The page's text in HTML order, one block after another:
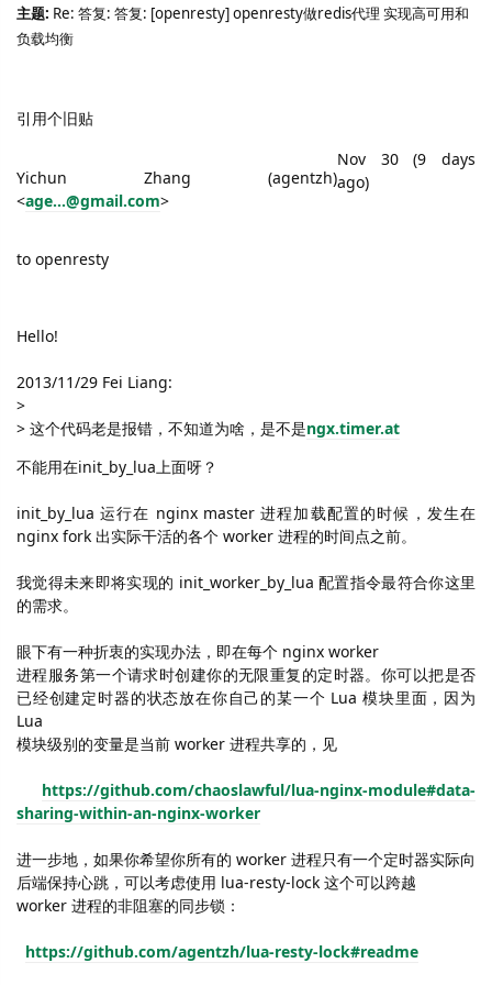
主题: Re: 答复: 答复: [openresty] openresty做redis代理 实现高可用和
负载均衡
引用个旧贴
Yichun Zhang (agentzh)
<age...@gmail.com>
Nov 30 (9 days
ago)
to openresty
Hello!
2013/11/29 Fei Liang:
>
> 这个代码老是报错，不知道为啥，是不是ngx.timer.at
不能用在init_by_lua上面呀？
init_by_lua运行在 nginx master进程加载配置的时候，发生在
nginx fork 出实际干活的各个 worker 进程的时间点之前。
我觉得未来即将实现的 init_worker_by_lua配置指令最符合你这里
的需求。
眼下有一种折衷的实现办法，即在每个 nginx worker
进程服务第一个请求时创建你的无限重复的定时器。你可以把是否
已经创建定时器的状态放在你自己的某一个 Lua模块里面，因为
Lua
模块级别的变量是当前 worker 进程共享的，见
https://github.com/chaoslawful/lua-nginx-module#data-
sharing-within-an-nginx-worker
进一步地，如果你希望你所有的 worker 进程只有一个定时器实际向
后端保持心跳，可以考虑使用 lua-resty-lock 这个可以跨越
worker 进程的非阻塞的同步锁：
https://github.com/agentzh/lua-resty-lock#readme